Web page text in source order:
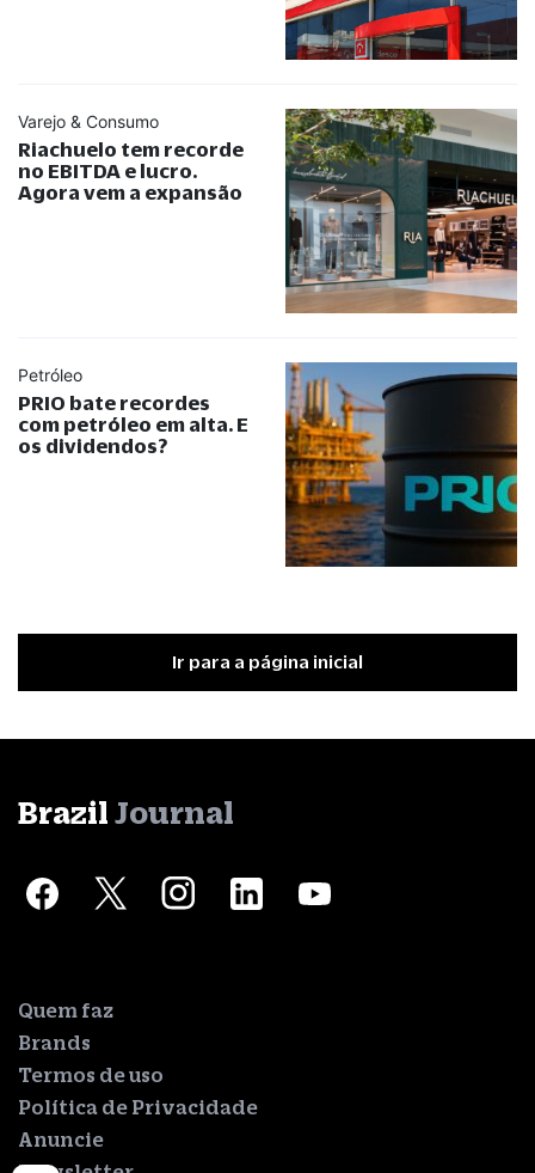
Varejo & Consumo
Riachuelo tem recorde
no EBITDA e lucro.
Agora vem a expansão
Petróleo
PRIO bate recordes
com petróleo em alta. E
os dividendos?
Ir para a página inicial
Brazil Journal
Quem faz
Brands
Termos de uso
Política de Privacidade
Anuncie